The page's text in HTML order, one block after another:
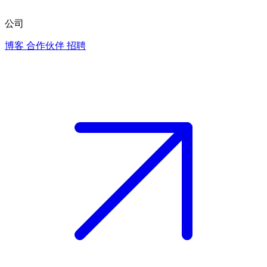
公司
博客 合作伙伴 招聘